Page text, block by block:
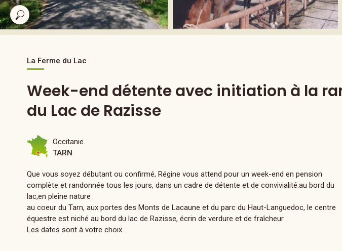
La Ferme du Lac
Week-end détente avec initiation à la
du Lac de Razisse
Occitanie
TARN
Que vous soyez débutant ou confirmé, Régine vous attend pour un week-end en pension
complète et randonnée tous les jours, dans un cadre de détente et de convivialité.au bord du
lac,en pleine nature
au coeur du Tarn, aux portes des Monts de Lacaune et du parc du Haut-Languedoc, le centre
équestre est niché au bord du lac de Razisse, écrin de verdure et de fraîcheur
Les dates sont à votre choix.